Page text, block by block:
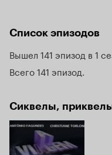
Список эпизодов
Вышел 141 эпизод в 1
Всего 141 эпизод
Сиквелы,